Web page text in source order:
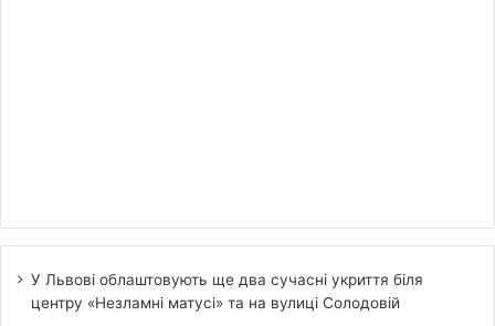
У Львові облаштовують ще два сучасні укриття біля
центру «Незламні матусі» та на вулиці Солодовій